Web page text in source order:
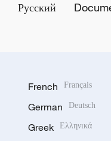
Русский
French Français
German Deutsch
Greek Ελληνικά